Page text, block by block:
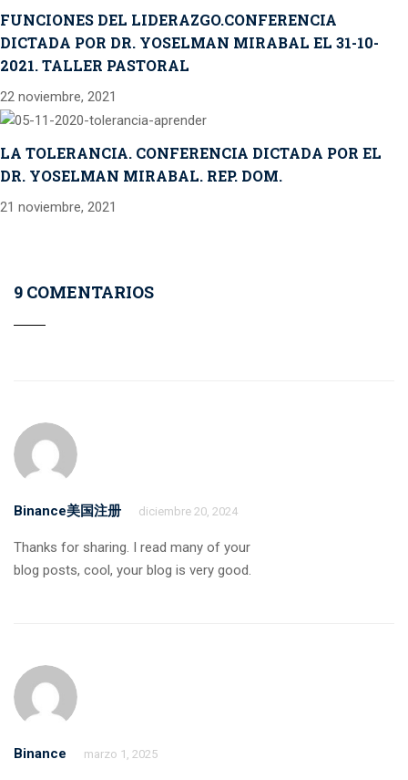
FUNCIONES DEL LIDERAZGO.CONFERENCIA
DICTADA POR DR. YOSELMAN MIRABAL EL 31-10-
2021. TALLER PASTORAL
22 noviembre, 2021
LA TOLERANCIA. CONFERENCIA DICTADA POR EL
DR. YOSELMAN MIRABAL. REP. DOM.
21 noviembre, 2021
9 COMENTARIOS
Binance美国注册 diciembre 20, 2024
Thanks for sharing. I read many of your
blog posts, cool, your blog is very good.
Binance marzo 1, 2025